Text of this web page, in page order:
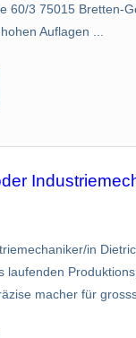
60/3 75015 Bretten-
Auflagen ...
in
laufenden
macher für